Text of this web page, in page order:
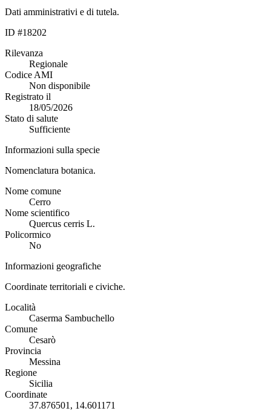
Dati amministrativi e di tutela.
ID #18202
Rilevanza
Regionale
Codice AMI
Non disponibile
Registrato il
18/05/2026
Stato di salute
Sufficiente
Informazioni sulla specie
Nomenclatura botanica.
Nome comune
Cerro
Nome scientifico
Quercus cerris L.
Policormico
No
Informazioni geografiche
Coordinate territoriali e civiche.
Località
Caserma Sambuchello
Comune
Cesarò
Provincia
Messina
Regione
Sicilia
Coordinate
37.876501, 14.601171